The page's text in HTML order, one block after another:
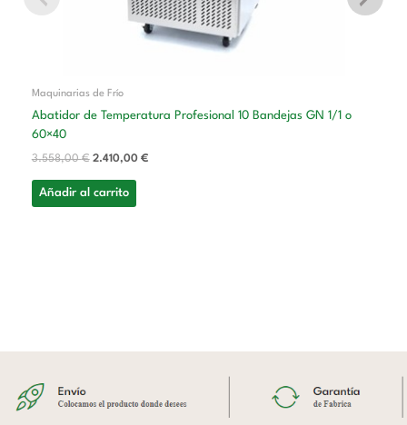
Maquinarias de Frío
Abatidor de Temperatura Profesional 10 Bandejas GN 1/1 o
60×40
3.558,00€ 2.410,00 €
Añadir al carrito